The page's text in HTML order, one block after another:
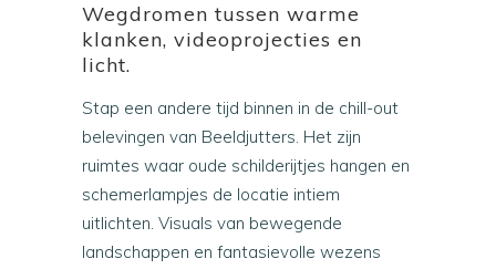
Wegdromen tussen warme
klanken, videoprojecties en
licht.
Stap een andere tijd binnen in de chill-out
belevingen van Beeldjutters. Het zijn
ruimtes waar oude schilderijtjes hangen en
schemerlampjes de locatie intiem
uitlichten. Visuals van bewegende
landschappen en fantasievolle wezens